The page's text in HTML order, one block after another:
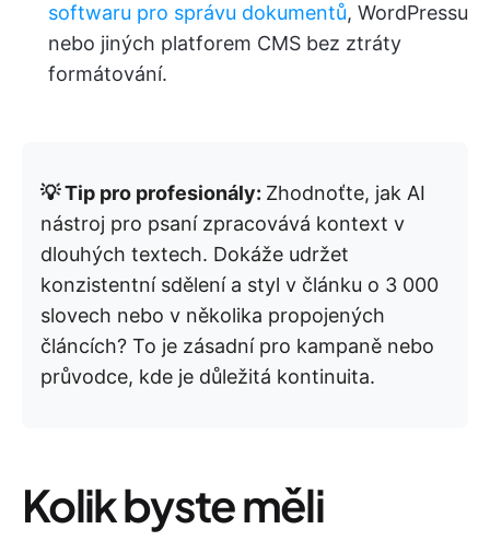
softwaru pro správu dokumentů, WordPressu
nebo jiných platforem CMS bez ztráty
formátování.
💡 Tip pro profesionály: Zhodnoťte, jak AI
nástroj pro psaní zpracovává kontext v
dlouhých textech. Dokáže udržet
konzistentní sdělení a styl v článku o 3 000
slovech nebo v několika propojených
článcích? To je zásadní pro kampaně nebo
průvodce, kde je důležitá kontinuita.
Kolik byste měli